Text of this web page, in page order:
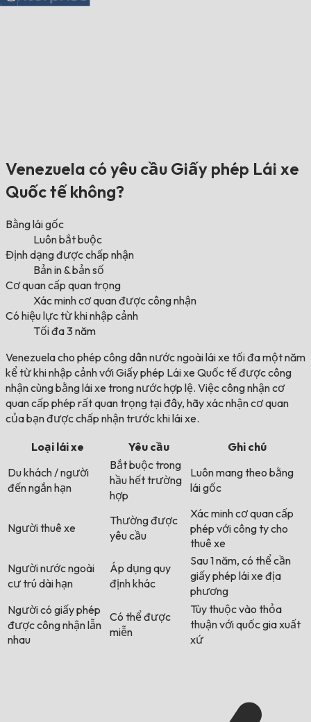
Venezuela có yêu cầu Giấy phép Lái xe
Quốc tế không?
Bằng lái gốc
Luôn bắt buộc
Định dạng được chấp nhận
Bản in & bản số
Cơ quan cấp quan trọng
Xác minh cơ quan được công nhận
Có hiệu lực từ khi nhập cảnh
Tối đa 3 năm
Venezuela cho phép công dân nước ngoài lái xe tối đa một năm
kể từ khi nhập cảnh với Giấy phép Lái xe Quốc tế được công
nhận cùng bằng lái xe trong nước hợp lệ. Việc công nhận cơ
quan cấp phép rất quan trọng tại đây, hãy xác nhận cơ quan
của bạn được chấp nhận trước khi lái xe.
Loại lái xe Yêu cầu
Ghi chú
Du khách / người
đến ngắn hạn
Bắt buộc trong
hầu hết trường
hợp
Luôn mang theo bằng
lái gốc
Người thuê xe
Thường được
yêu cầu
Xác minh cơ quan cấp
phép với công ty cho
thuê xe
Người nước ngoài
cư trú dài hạn
Áp dụng quy
định khác
Sau 1 năm, có thể cần
giấy phép lái xe địa
phương
Người có giấy phép
được công nhận lẫn
nhau
Có thể được
miễn
Tùy thuộc vào thỏa
thuận với quốc gia xuất
xứ